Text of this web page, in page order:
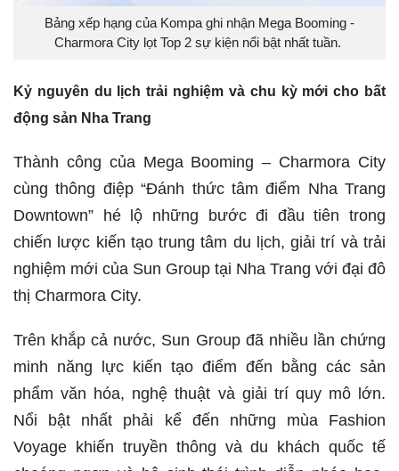
Bảng xếp hạng của Kompa ghi nhận Mega Booming -
Charmora City lọt Top 2 sự kiện nổi bật nhất tuần.
Kỷ nguyên du lịch trải nghiệm và chu kỳ mới cho bất
động sản Nha Trang
Thành công của Mega Booming – Charmora City
cùng thông điệp “Đánh thức tâm điểm Nha Trang
Downtown” hé lộ những bước đi đầu tiên trong
chiến lược kiến tạo trung tâm du lịch, giải trí và trải
nghiệm mới của Sun Group tại Nha Trang với đại đô
thị Charmora City.
Trên khắp cả nước, Sun Group đã nhiều lần chứng
minh năng lực kiến tạo điểm đến bằng các sản
phẩm văn hóa, nghệ thuật và giải trí quy mô lớn.
Nổi bật nhất phải kể đến những mùa Fashion
Voyage khiến truyền thông và du khách quốc tế